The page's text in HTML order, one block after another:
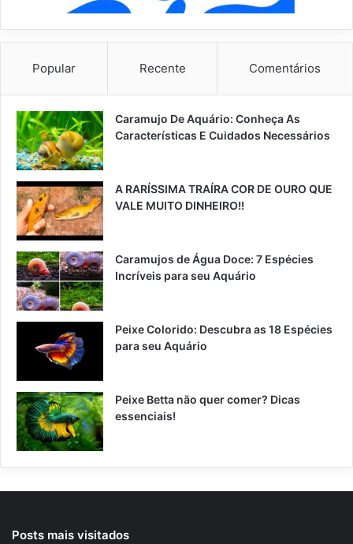
Popular Recente Comentários
Caramujo De Aquário: Conheça As
Características E Cuidados Necessários
A RARÍSSIMA TRAÍRA COR DE OURO QUE
VALE MUITO DINHEIRO!!
Caramujos de Água Doce: 7 Espécies
Incríveis para seu Aquário
Peixe Colorido: Descubra as 18 Espécies
para seu Aquário
Peixe Betta não quer comer? Dicas
essenciais!
Posts mais visitados